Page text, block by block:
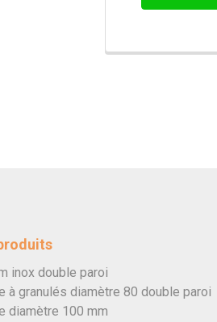
inox double paroi
à granulés diamètre 80 double paroi
diamètre 100 mm